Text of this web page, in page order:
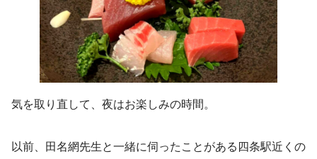
気を取り直して、夜はお楽しみの時間。
以前、田名網先生と一緒に伺ったことがある四条駅近くの